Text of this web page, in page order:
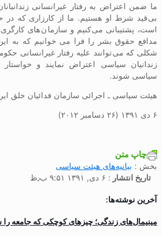
ما ضمن اعتراض به رفتار غیرانسانی
بی قید شرط او هستیم. ما از کارزاری که در
است، پشتیبانی می کنیم و سازما ن های
مدافع حقوق بشر را فرا می خوانیم کە بە این
شکلی کە می توانند علیە رفتار غیرانسانی
زندانیان سیاسی اعتراض نمایند و خواستار
سیاسی شوند.
هیئت سیاسی ـ اجرائی سازمان فدائیان خلق
۶ دی ۱۳۹۱ (۲۶ دسامبر ۲۰۱۲)
چاپ متن
بخش : بیانیه‌های هیئت سیاسی
تاریخ انتشار : ۶ دی, ۱۳۹۱ ۹:۵۱ ب٫ظ
آخرین نوشته‌ها:
مینیمال‌های زندگی؛ چیزهای کوچکی که جامعه را